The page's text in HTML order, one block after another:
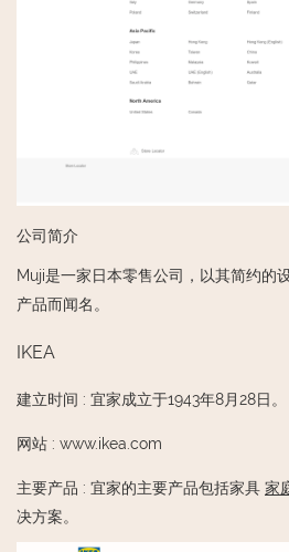
公司简介
Muji是一家日本零售公司，以其简约的
产品而闻名。
IKEA
建立时间 : 宜家成立于1943年8月28日。
网站 : www.ikea.com
主要产品 : 宜家的主要产品包括家具 家
决方案。